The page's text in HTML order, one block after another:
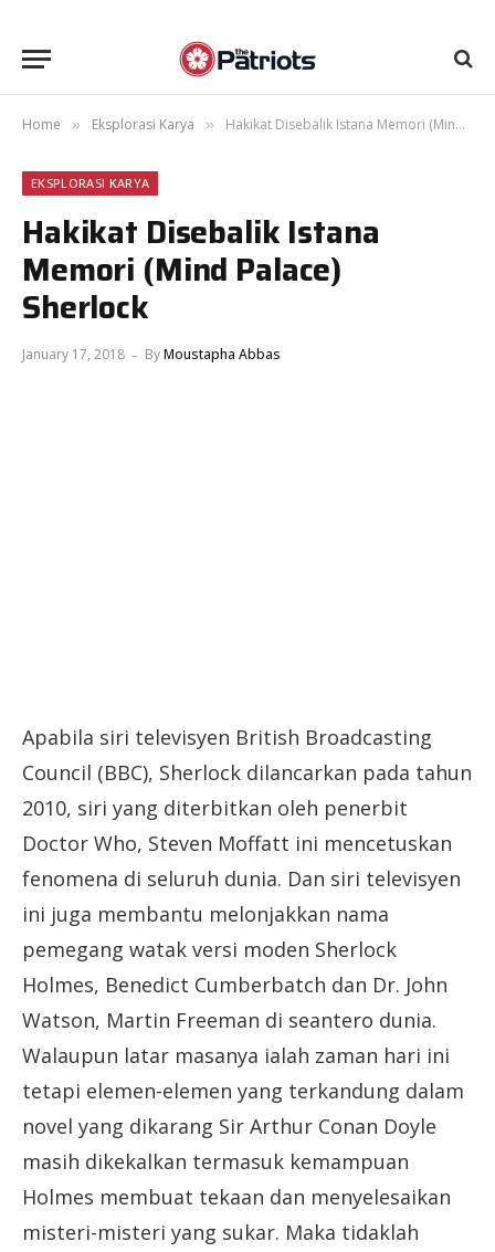
Home » Eksplorasi Karya » Hakikat Disebalik Istana Memori (Mind Palace) Sherlock
EKSPLORASI KARYA
Hakikat Disebalik Istana
Memori (Mind Palace)
Sherlock
January 17, 2018 ByMoustapha Abbas
Apabila siri televisyen British Broadcasting
Council (BBC), Sherlock dilancarkan pada tahun
2010, siri yang diterbitkan oleh penerbit
Doctor Who, Steven Moffatt ini mencetuskan
fenomena di seluruh dunia. Dan siri televisyen
ini juga membantu melonjakkan nama
pemegang watak versi moden Sherlock
Holmes, Benedict Cumberbatch dan Dr. John
Watson, Martin Freeman di seantero dunia.
Walaupun latar masanya ialah zaman hari ini
tetapi elemen-elemen yang terkandung dalam
novel yang dikarang Sir Arthur Conan Doyle
masih dikekalkan termasuk kemampuan
Holmes membuat tekaan dan menyelesaikan
misteri-misteri yang sukar. Maka tidaklah